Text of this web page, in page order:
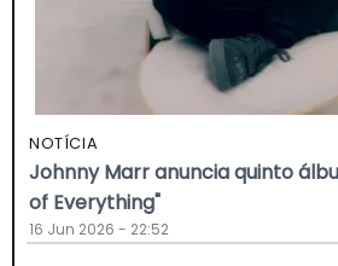
NOTÍCIA
Johnny Marr anuncia quinto
of Everything"
16 Jun 2026 - 22:52